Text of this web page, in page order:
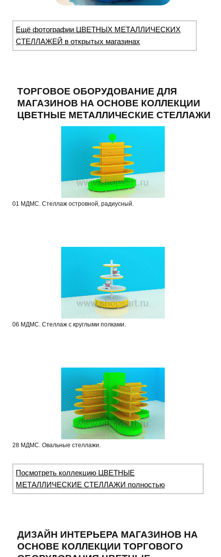
Ещё фотографии ЦВЕТНЫХ МЕТАЛЛИЧЕСКИХ
СТЕЛЛАЖЕЙ в открытых магазинах
ТОРГОВОЕ ОБОРУДОВАНИЕ ДЛЯ
МАГАЗИНОВ НА ОСНОВЕ КОЛЛЕКЦИИ
ЦВЕТНЫЕ МЕТАЛЛИЧЕСКИЕ СТЕЛЛАЖИ
01 МДМС. Стеллаж островной, радиусный.
06 МДМС. Стеллаж с круглыми полками.
28 МДМС. Овальные стеллажи.
Посмотреть коллекцию ЦВЕТНЫЕ
МЕТАЛЛИЧЕСКИЕ СТЕЛЛАЖИ полностью
ДИЗАЙН ИНТЕРЬЕРА МАГАЗИНОВ НА
ОСНОВЕ КОЛЛЕКЦИИ ТОРГОВОГО